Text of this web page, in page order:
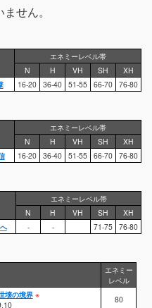
せん。
エネミーレベル帯
N
H VH SH
XH
16-20 36-40 51-55 66-70 76-80
エネミーレベル帯
N
H VH SH
XH
16-20 36-40 51-55 66-70 76-80
エネミーレベル帯
N
H VH SH
XH
- - 71-75 76-80
エネミー
レベル
壊の境界 ※
80